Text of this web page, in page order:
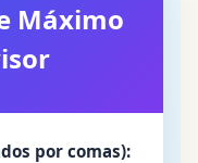
Máximo
por comas):